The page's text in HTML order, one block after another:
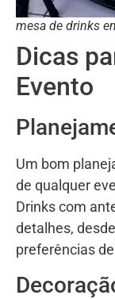
mesa de drinks
Dicas
Evento
Um bom
de qualquer
Drinks com
detalhes,
preferências